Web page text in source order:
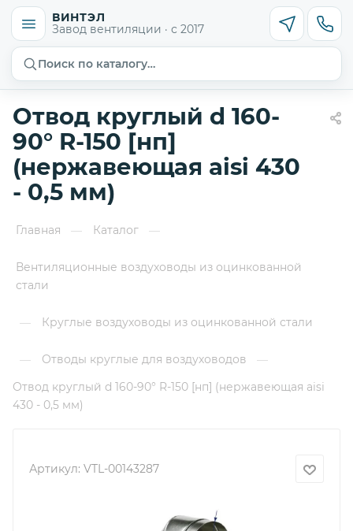
ВИНТЭЛ
Завод вентиляции · с 2017
Поиск по каталогу…
Отвод круглый d 160-
90° R-150 [нп]
(нержавеющая aisi 430
- 0,5 мм)
Главная — Каталог —
Вентиляционные воздуховоды из оцинкованной
стали
— Круглые воздуховоды из оцинкованной стали
— Отводы круглые для воздуховодов
—
Отвод круглый d 160-90° R-150 [нп] (нержавеющая aisi
430 - 0,5 мм)
Артикул: VTL-00143287